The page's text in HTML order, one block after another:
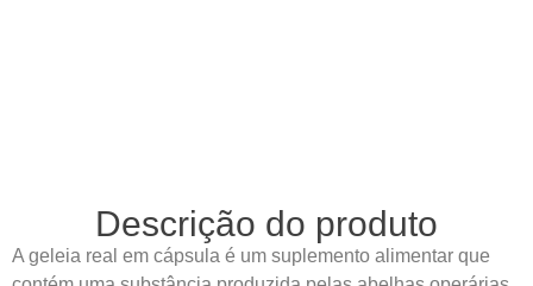
Descrição do produto
A geleia real em cápsula é um suplemento alimentar que